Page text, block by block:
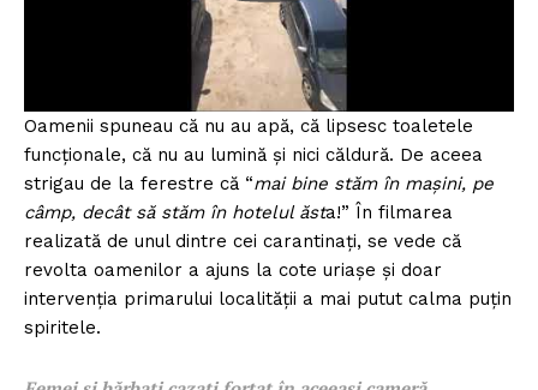
Oamenii spuneau că nu au apă, că lipsesc toaletele
funcționale, că nu au lumină și nici căldură. De aceea
strigau de la ferestre că “mai bine stăm în mașini, pe
câmp, decât să stăm în hotelul ăsta!” În filmarea
realizată de unul dintre cei carantinați, se vede că
revolta oamenilor a ajuns la cote uriașe și doar
intervenția primarului localității a mai putut calma puțin
spiritele.